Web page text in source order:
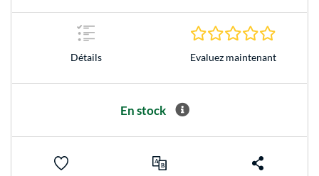
Détails Evaluez maintenant
En stock